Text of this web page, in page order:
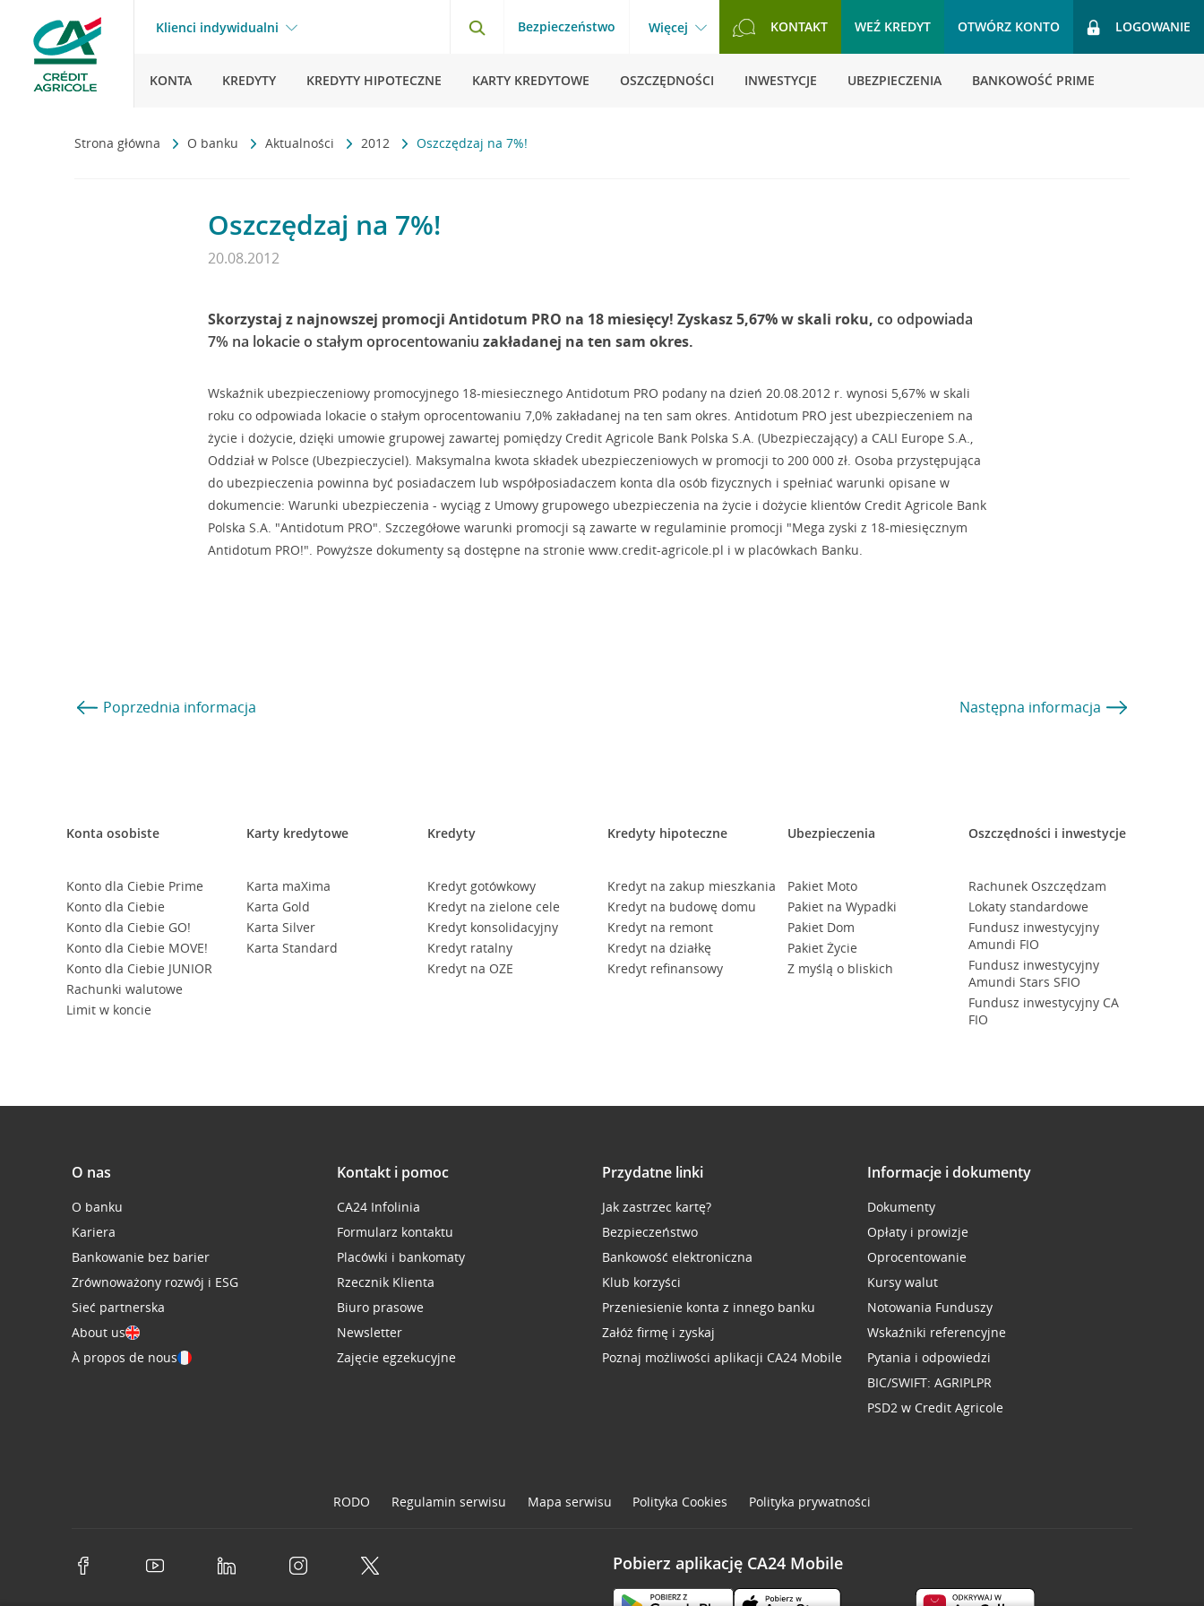
Klienci indywidualni Bezpieczeństwo Więcej KONTAKT WEŹ KREDYT OTWÓRZ KONTO LOGOWANIE
KONTA KREDYTY KREDYTY HIPOTECZNE KARTY KREDYTOWE OSZCZĘDNOŚCI INWESTYCJE UBEZPIECZENIA BANKOWOŚĆ PRIME
Strona główna O banku Aktualności 2012 Oszczędzaj na 7%!
Oszczędzaj na 7%!
20.08.2012
Skorzystaj z najnowszej promocji Antidotum PRO na 18 miesięcy! Zyskasz 5,67% w skali roku, co odpowiada
7% na lokacie o stałym oprocentowaniu zakładanej na ten sam okres.
Wskaźnik ubezpieczeniowy promocyjnego 18-miesiecznego Antidotum PRO podany na dzień 20.08.2012 r. wynosi 5,67% w skali
roku co odpowiada lokacie o stałym oprocentowaniu 7,0% zakładanej na ten sam okres. Antidotum PRO jest ubezpieczeniem na
życie i dożycie, dzięki umowie grupowej zawartej pomiędzy Credit Agricole Bank Polska S.A. (Ubezpieczający) a CALI Europe S.A.,
Oddział w Polsce (Ubezpieczyciel). Maksymalna kwota składek ubezpieczeniowych w promocji to 200 000 zł. Osoba przystępująca
do ubezpieczenia powinna być posiadaczem lub współposiadaczem konta dla osób fizycznych i spełniać warunki opisane w
dokumencie: Warunki ubezpieczenia - wyciąg z Umowy grupowego ubezpieczenia na życie i dożycie klientów Credit Agricole Bank
Polska S.A. "Antidotum PRO". Szczegółowe warunki promocji są zawarte w regulaminie promocji "Mega zyski z 18-miesięcznym
Antidotum PRO!". Powyższe dokumenty są dostępne na stronie www.credit-agricole.pl i w placówkach Banku.
Poprzednia informacja Następna informacja
Konta osobiste
Konto dla Ciebie Prime
Konto dla Ciebie
Konto dla Ciebie GO!
Konto dla Ciebie MOVE!
Konto dla Ciebie JUNIOR
Rachunki walutowe
Limit w koncie
Karty kredytowe
Karta maXima
Karta Gold
Karta Silver
Karta Standard
Kredyty
Kredyt gotówkowy
Kredyt na zielone cele
Kredyt konsolidacyjny
Kredyt ratalny
Kredyt na OZE
Kredyty hipoteczne
Kredyt na zakup mieszkania
Kredyt na budowę domu
Kredyt na remont
Kredyt na działkę
Kredyt refinansowy
Ubezpieczenia
Pakiet Moto
Pakiet na Wypadki
Pakiet Dom
Pakiet Życie
Z myślą o bliskich
Oszczędności i inwestycje
Rachunek Oszczędzam
Lokaty standardowe
Fundusz inwestycyjny
Amundi FIO
Fundusz inwestycyjny
Amundi Stars SFIO
Fundusz inwestycyjny CA
FIO
O nas
O banku
Kariera
Bankowanie bez barier
Zrównoważony rozwój i ESG
Sieć partnerska
About us
À propos de nous
Kontakt i pomoc
CA24 Infolinia
Formularz kontaktu
Placówki i bankomaty
Rzecznik Klienta
Biuro prasowe
Newsletter
Zajęcie egzekucyjne
Przydatne linki
Jak zastrzec kartę?
Bezpieczeństwo
Bankowość elektroniczna
Klub korzyści
Przeniesienie konta z innego banku
Załóż firmę i zyskaj
Poznaj możliwości aplikacji CA24 Mobile
Informacje i dokumenty
Dokumenty
Opłaty i prowizje
Oprocentowanie
Kursy walut
Notowania Funduszy
Wskaźniki referencyjne
Pytania i odpowiedzi
BIC/SWIFT: AGRIPLPR
PSD2 w Credit Agricole
RODO Regulamin serwisu Mapa serwisu Polityka Cookies Polityka prywatności
Pobierz aplikację CA24 Mobile